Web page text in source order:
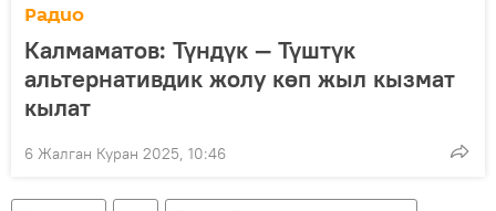
Радио
Калмаматов: Түндүк — Түштүк
альтернативдик жолу көп жыл кызмат
кылат
6 Жалган Куран 2025, 10:46